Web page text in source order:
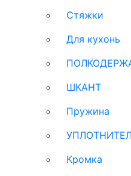
Стяжки
Для кухонь
ШКАНТ
Пружина
Кромка